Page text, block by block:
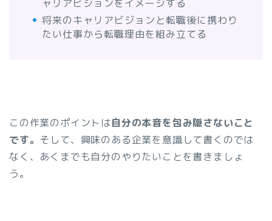
ャリアビジョンをイメージする
将来のキャリアビジョンと転職後に携わり
たい仕事から転職理由を組み立てる
この作業のポイントは自分の本音を包み隠さないこと
です。 そして、興味のある企業を意識して書くのでは
なく、あくまでも自分のやりたいことを書きましょ
う。